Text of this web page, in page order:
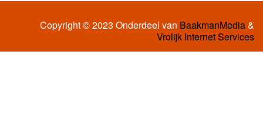
Copyright © 2023 Onderdeel van BaakmanMedia&
Vrolijk Internet Services